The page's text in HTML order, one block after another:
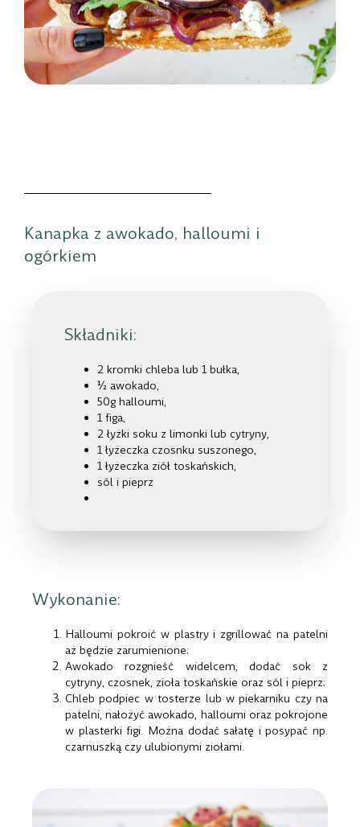
Kanapka z awokado, halloumi i
ogórkiem
Składniki:
2 kromki chleba lub 1 bułka,
½ awokado,
50g halloumi,
1 figa,
2 łyżki soku z limonki lub cytryny,
1 łyżeczka czosnku suszonego,
1 łyżeczka ziół toskańskich,
sól i pieprz
Wykonanie:
Halloumi pokroić w plastry i zgrillować na patelni
aż będzie zarumienione;
Awokado rozgnieść widelcem, dodać sok z
cytryny, czosnek, zioła toskańskie oraz sól i pieprz;
Chleb podpiec w tosterze lub w piekarniku czy na
patelni, nałożyć awokado, halloumi oraz pokrojone
w plasterki figi. Można dodać sałatę i posypać np.
czarnuszką czy ulubionymi ziołami.